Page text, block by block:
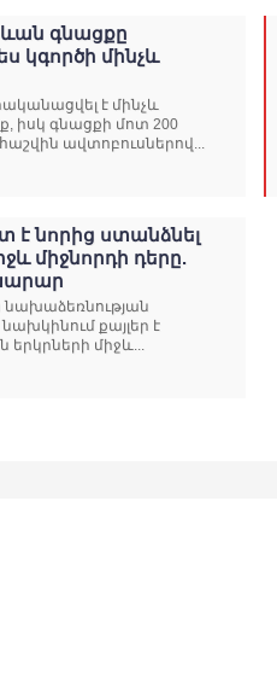
գնացքը
կգործի մինչև
է մինչև
իսկ գնացքի մոտ 200
ավտոբուսներով...
է նորից ստանձնել
միջնորդի դերը.
քայլեր է
միջև...